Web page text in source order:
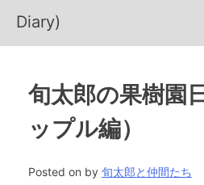
Diary)
旬太郎の果樹園
ップル編）
Posted on by 旬太郎と仲間たち